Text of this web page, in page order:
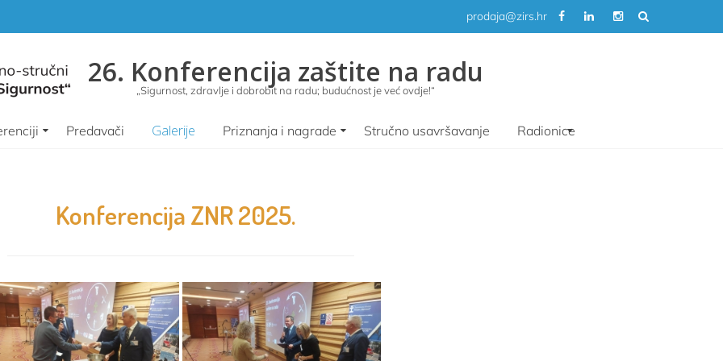
prodaja@zirs.hr
26. Konferencija zaštite na radu
„Sigurnost, zdravlje i dobrobit na radu; budućnost je već ovdje!“
Predavači Galerije Priznanja i nagrade Stručno usavršavanje Radionice
Konferencija ZNR 2025.